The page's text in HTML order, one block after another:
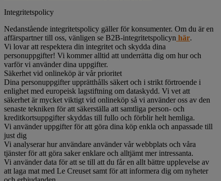
Integritetspolicy
Nedanstående integritetspolicy gäller för konsumenter. Om du är en
affärspartner till oss, vänligen se B2B-integritetspolicyn här.
Vi lovar att respektera din integritet och skydda dina
personuppgifter! Vi kommer alltid att underrätta dig om hur och
varför vi använder dina uppgifter.
Säkerhet vid onlineköp är vår prioritet
Dina personuppgifter upprätthålls säkert och i strikt förtroende i
enlighet med europeisk lagstiftning om dataskydd. Vi vet att
säkerhet är mycket viktigt vid onlineköp så vi använder oss av den
senaste tekniken för att säkerställa att samtliga person- och
kreditkortsuppgifter skyddas till fullo och förblir helt hemliga.
Vi använder uppgifter för att göra dina köp enkla och anpassade till
just dig
Vi analyserar hur användare använder vår webbplats och våra
tjänster för att göra saker enklare och alltjämt mer intressanta.
Vi använder data för att se till att du får en allt bättre upplevelse av
att laga mat med Le Creuset samt för att informera dig om nyheter